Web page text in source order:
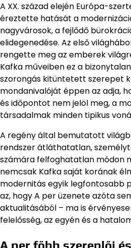
A XX. század elején Európa-
éreztette hatását a
nagyvárosok, a fejlődő
elidegenedése. Az első
rengette meg az emberek
Kafka műveiben ez a
szorongás kitüntetett szerepet
mondanivalóját éppen az adja,
és időpontot nem jelöl meg, a
társadalmak minden tipikus
A regény által bemutatott
rendszer átláthatatlan,
számára felfoghatatlan módon
nemcsak Kafka saját korának
modernitás egyik legfontosabb
az, hogy A per üzenete azóta
aktualitásából – ma is
felelősség, az egyén és a